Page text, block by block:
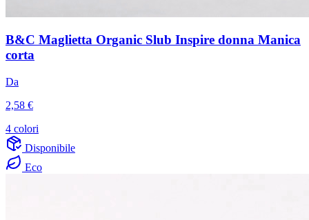
B&C Maglietta Organic Slub Inspire donna Manica
corta
Da
2,58 €
4 colori
Disponibile
Eco